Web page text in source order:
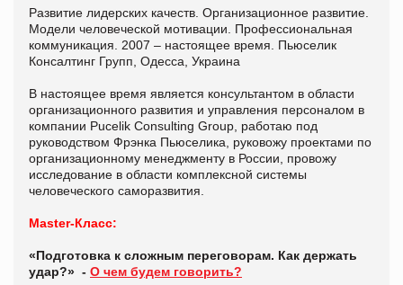
Развитие лидерских качеств. Организационное развитие.
Модели человеческой мотивации. Профессиональная
коммуникация. 2007 – настоящее время. Пьюселик
Консалтинг Групп, Одесса, Украина
В настоящее время является консультантом в области
организационного развития и управления персоналом в
компании Pucelik Consulting Group, работаю под
руководством Фрэнка Пьюселика, руковожу проектами по
организационному менеджменту в России, провожу
исследование в области комплексной системы
человеческого саморазвития.
Master-Класс:
«Подготовка к сложным переговорам. Как держать
удар?» - О чем будем говорить?